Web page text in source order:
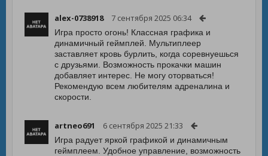
alex-0738918 7 сентября 2025 06:34
Игра просто огонь! Классная графика и
динамичный геймплей. Мультиплеер
заставляет кровь бурлить, когда соревнуешься
с друзьями. Возможность прокачки машин
добавляет интерес. Не могу оторваться!
Рекомендую всем любителям адреналина и
скорости.
artneo691 6 сентября 2025 21:33
Игра радует яркой графикой и динамичным
геймплеем. Удобное управление, возможность